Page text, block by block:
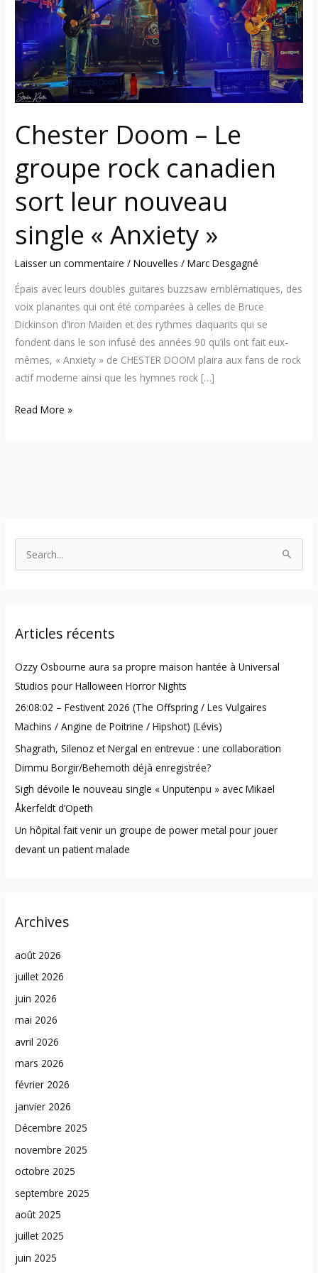
Chester Doom – Le
groupe rock canadien
sort leur nouveau
single « Anxiety »
Laisser un commentaire /Nouvelles /Marc Desgagné
Épais avec leurs doubles guitares buzzsaw emblématiques, des
voix planantes qui ont été comparées à celles de Bruce
Dickinson d’Iron Maiden et des rythmes claquants qui se
fondent dans le son infusé des années 90 qu’ils ont fait eux-
mêmes, « Anxiety » de CHESTER DOOM plaira aux fans de rock
actif moderne ainsi que les hymnes rock […]
Le
groupe
rock
canadien
sort
leur
single
« Anxiety »
Read More »
c
f
o
r
:
Articles récents
Ozzy Osbourne aura sa propre maison hantée à Universal
Studios pour Halloween Horror Nights
26:08:02 – Festivent 2026 (The Offspring / Les Vulgaires
Machins / Angine de Poitrine / Hipshot) (Lévis)
Shagrath, Silenoz et Nergal en entrevue : une collaboration
Dimmu Borgir/Behemoth déjà enregistrée?
Sigh dévoile le nouveau single « Unputenpu » avec Mikael
Åkerfeldt d’Opeth
Un hôpital fait venir un groupe de power metal pour jouer
devant un patient malade
Archives
août 2026
juillet 2026
juin 2026
mai 2026
avril 2026
mars 2026
février 2026
janvier 2026
Décembre 2025
novembre 2025
octobre 2025
septembre 2025
août 2025
juillet 2025
juin 2025